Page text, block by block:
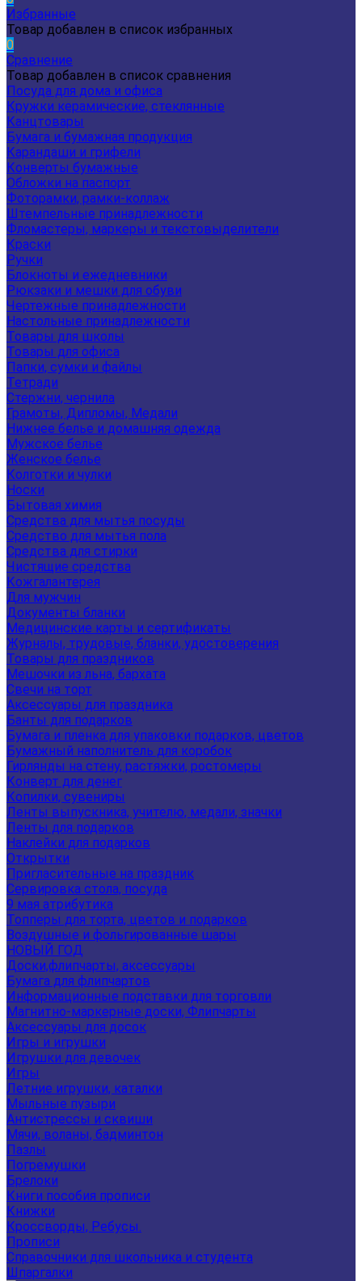
Избранные
Товар добавлен в список избранных
0
Сравнение
Товар добавлен в список сравнения
Посуда для дома и офиса
Кружки керамические, стеклянные
Канцтовары
Бумага и бумажная продукция
Карандаши и грифели
Конверты бумажные
Обложки на паспорт
Фоторамки, рамки-коллаж
Штемпельные принадлежности
Фломастеры, маркеры и текстовыделители
Краски
Ручки
Блокноты и ежедневники
Рюкзаки и мешки для обуви
Чертежные принадлежности
Настольные принадлежности
Товары для школы
Товары для офиса
Папки, сумки и файлы
Тетради
Стержни, чернила
Грамоты, Дипломы, Медали
Нижнее белье и домашняя одежда
Мужское белье
Женское белье
Колготки и чулки
Носки
Бытовая химия
Средства для мытья посуды
Средство для мытья пола
Средства для стирки
Чистящие средства
Кожгалантерея
Для мужчин
Документы бланки
Медицинские карты и сертификаты
Журналы, трудовые, бланки, удостоверения
Товары для праздников
Мешочки из льна, бархата
Свечи на торт
Аксессуары для праздника
Банты для подарков
Бумага и пленка для упаковки подарков, цветов
Бумажный наполнитель для коробок
Гирлянды на стену, растяжки, ростомеры
Конверт для денег
Копилки, сувениры
Ленты выпускника, учителю, медали, значки
Ленты для подарков
Наклейки для подарков
Открытки
Пригласительные на праздник
Сервировка стола, посуда
9 мая атрибутика
Топперы для торта, цветов и подарков
Воздушные и фольгированные шары
НОВЫЙ ГОД
Доски,флипчарты, аксессуары
Бумага для флипчартов
Информационные подставки для торговли
Магнитно-маркерные доски, Флипчарты
Аксессуары для досок
Игры и игрушки
Игрушки для девочек
Игры
Летние игрушки, каталки
Мыльные пузыри
Антистрессы и сквиши
Мячи, воланы, бадминтон
Пазлы
Погремушки
Брелоки
Книги пособия прописи
Книжки
Кроссворды, Ребусы.
Прописи
Справочники для школьника и студента
Шпаргалки